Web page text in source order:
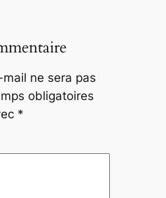
ne sera pas
obligatoires
*